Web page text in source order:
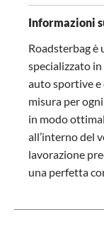
Informazioni
Roadsterbag è
specializzato
auto sportive
misura per
in modo
all’interno del
lavorazione
una perfetta